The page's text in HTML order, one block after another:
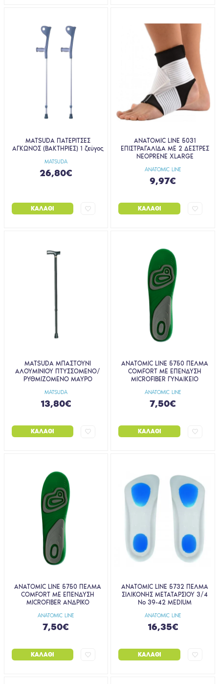
MATSUDA
MATSUDA ΠΑΤΕΡΙΤΣΕΣ
ΑΓΚΩΝΟΣ (ΒΑΚΤΗΡΙΕΣ) 1 ζεύγος
26,80€
ΚΑΛΆΘΙ
ANATOMIC LINE
ANATOMIC LINE 5031
ΕΠΙΣΤΡΑΓΑΛΙΔΑ ΜΕ 2 ΔΕΣΤΡΕΣ
NEOPRENE XLARGE
9,97€
ΚΑΛΆΘΙ
MATSUDA
MATSUDA ΜΠΑΣΤΟΥΝΙ
ΑΛΟΥΜΙΝΙΟΥ ΠΤΥΣΣΟΜΕΝΟ/
ΡΥΘΜΙΖΟΜΕΝΟ MΑΥΡΟ
13,80€
ΚΑΛΆΘΙ
ANATOMIC LINE
ANATOMIC LINE 5750 ΠΕΛΜΑ
COMFORT ΜΕ ΕΠΕΝΔΥΣΗ
MICROFIBER ΓΥΝΑΙΚΕΙΟ
7,50€
ΚΑΛΆΘΙ
ANATOMIC LINE
ANATOMIC LINE 5750 ΠΕΛΜΑ
COMFORT ΜΕ ΕΠΕΝΔΥΣΗ
MICROFIBER ΑΝΔΡΙΚΟ
7,50€
ΚΑΛΆΘΙ
ANATOMIC LINE
ANATOMIC LINE 5732 ΠΕΛΜΑ
ΣΙΛΙΚΟΝΗΣ ΜΕΤΑΤΑΡΣΙΟΥ 3/4
Νο 39-42 MEDIUM
16,35€
ΚΑΛΆΘΙ